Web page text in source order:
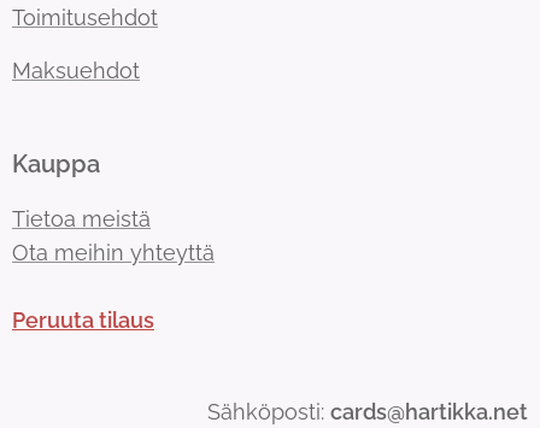
Toimitusehdot
Maksuehdot
Kauppa
Tietoa meistä
Ota meihin yhteyttä
Peruuta tilaus
Sähköposti: cards@hartikka.net